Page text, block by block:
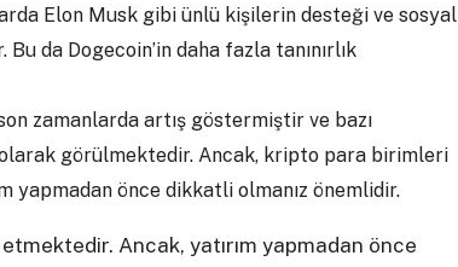
Elon Musk gibi ünlü kişilerin desteği ve sosyal
da Dogecoin’in daha fazla tanınırlık
zamanlarda artış göstermiştir ve bazı
olarak görülmektedir. Ancak, kripto para birimleri
yapmadan önce dikkatli olmanız önemlidir.
Ancak, yatırım yapmadan önce